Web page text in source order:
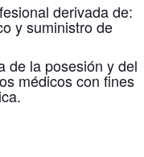
derivada de:
y suministro de
de la posesión y del
médicos con fines